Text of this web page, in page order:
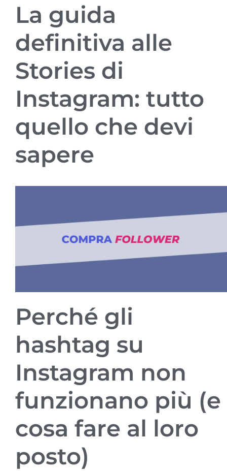
La guida
definitiva alle
Stories di
Instagram: tutto
quello che devi
sapere
Perché gli
hashtag su
Instagram non
funzionano più (e
cosa fare al loro
posto)